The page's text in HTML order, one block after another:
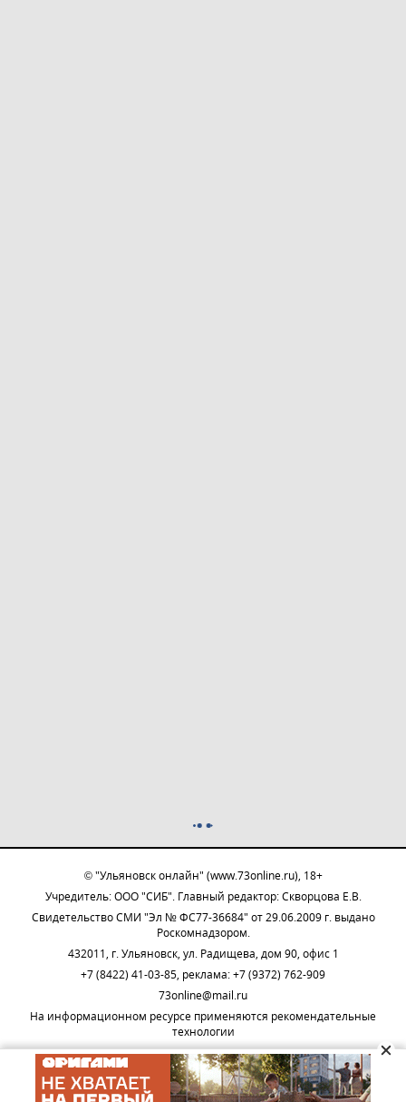
© "Ульяновск онлайн" (www.73online.ru), 18+
Учредитель: ООО "СИБ". Главный редактор: Скворцова Е.В.
Свидетельство СМИ "Эл № ФС77-36684" от 29.06.2009 г. выдано
Роскомнадзором.
432011, г. Ульяновск, ул. Радищева, дом 90, офис 1
+7 (8422) 41-03-85, реклама: +7 (9372) 762-909
73online@mail.ru
На информационном ресурсе применяются рекомендательные
технологии